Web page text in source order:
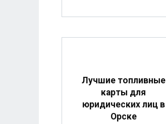
Лучшие топливные
карты для
юридических лиц в
Орске